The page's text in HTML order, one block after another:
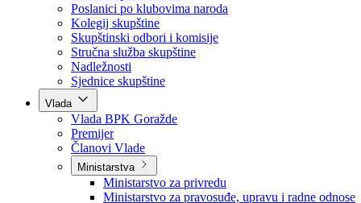
Skupština BPK Goražde
Rukovodstvo
Poslanici po strankama
Poslanici po klubovima naroda
Kolegij skupštine
Skupštinski odbori i komisije
Stručna služba skupštine
Nadležnosti
Sjednice skupštine
Vlada
Vlada BPK Goražde
Premijer
Članovi Vlade